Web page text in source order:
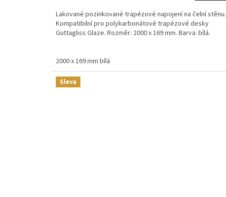
Lakované pozinkované trapézové napojení na čelní stěnu.
Kompatibilní pro polykarbonátové trapézové desky
Guttagliss Glaze. Rozměr: 2000 x 169 mm. Barva: bílá.
2000 x 169 mm bílá
Sleva